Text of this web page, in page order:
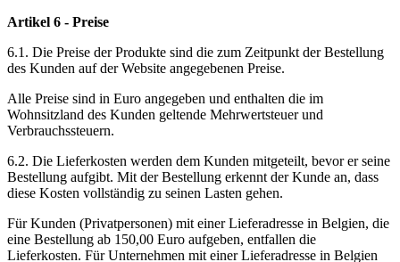
Artikel 6 - Preise
6.1. Die Preise der Produkte sind die zum Zeitpunkt der Bestellung
des Kunden auf der Website angegebenen Preise.
Alle Preise sind in Euro angegeben und enthalten die im
Wohnsitzland des Kunden geltende Mehrwertsteuer und
Verbrauchssteuern.
6.2. Die Lieferkosten werden dem Kunden mitgeteilt, bevor er seine
Bestellung aufgibt. Mit der Bestellung erkennt der Kunde an, dass
diese Kosten vollständig zu seinen Lasten gehen.
Für Kunden (Privatpersonen) mit einer Lieferadresse in Belgien, die
eine Bestellung ab 150,00 Euro aufgeben, entfallen die
Lieferkosten. Für Unternehmen mit einer Lieferadresse in Belgien